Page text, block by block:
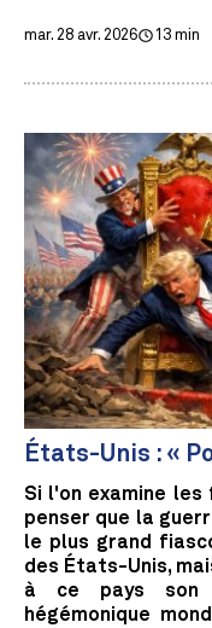
mar. 28 avr. 2026 13 min
États-Unis : «
Si l'on examine
penser que la
le plus grand
des États-Unis,
à ce pays son
hégémonique